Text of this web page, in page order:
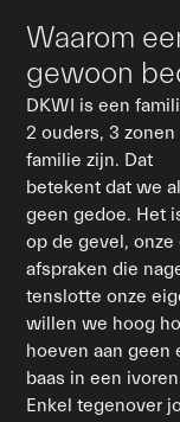
Waarom
gewoon
DKWI is een
2 ouders, 3
familie zijn. Dat
betekent dat we
geen gedoe. Het
op de gevel,
afspraken die
tenslotte onze
willen we hoog
hoeven aan geen
baas in een
Enkel tegenover